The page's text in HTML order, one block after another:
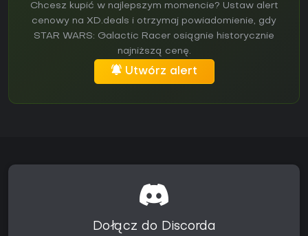
Chcesz kupić w najlepszym momencie? Ustaw alert
cenowy na XD.deals i otrzymaj powiadomienie, gdy
STAR WARS: Galactic Racer osiągnie historycznie
najniższą cenę.
Utwórz alert
Dołącz do Discorda